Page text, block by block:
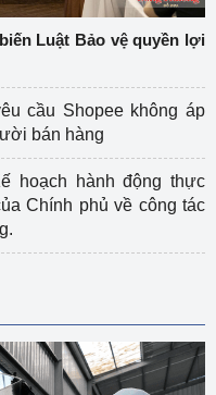
Luật Bảo vệ quyền lợi
cầu Shopee không áp
bán hàng
hoạch hành động thực
Chính phủ về công tác